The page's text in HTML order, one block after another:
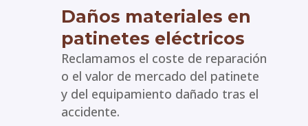
Daños materiales en
patinetes eléctricos
Reclamamos el coste de reparación
o el valor de mercado del patinete
y del equipamiento dañado tras el
accidente.